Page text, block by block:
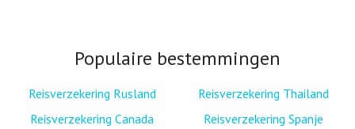
Populaire bestemmingen
Reisverzekering Rusland
Reisverzekering Canada
Reisverzekering Thailand
Reisverzekering Spanje